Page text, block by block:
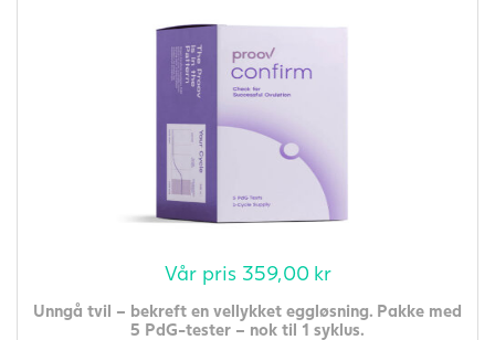
Vår pris 359,00 kr
Unngå tvil – bekreft en vellykket eggløsning. Pakke med
5 PdG-tester – nok til 1 syklus.